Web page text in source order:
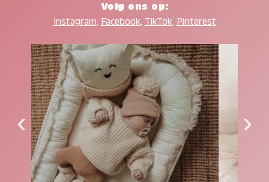
Volg ons op:
Instagram, Facebook, TikTok, Pinterest
‹ ›